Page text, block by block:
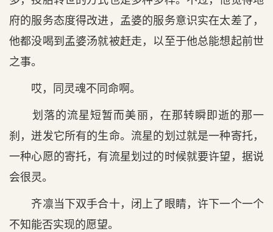
府的服务态度得改进，孟婆的服务意识实在太差了，
他都没喝到孟婆汤就被赶走，以至于他总能想起前世
之事。
哎，同灵魂不同命啊。
划落的流星短暂而美丽，在那转瞬即逝的那一
刹，迸发它所有的生命。流星的划过就是一种寄托，
一种心愿的寄托，有流星划过的时候就要许望，据说
会很灵。
齐凛当下双手合十，闭上了眼睛，许下一个一个
不知能否实现的愿望。